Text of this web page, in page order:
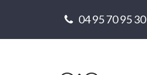
04 95 70 95 30